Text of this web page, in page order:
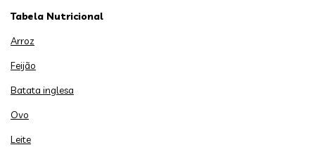
Tabela Nutricional
Arroz
Feijão
Batata inglesa
Ovo
Leite